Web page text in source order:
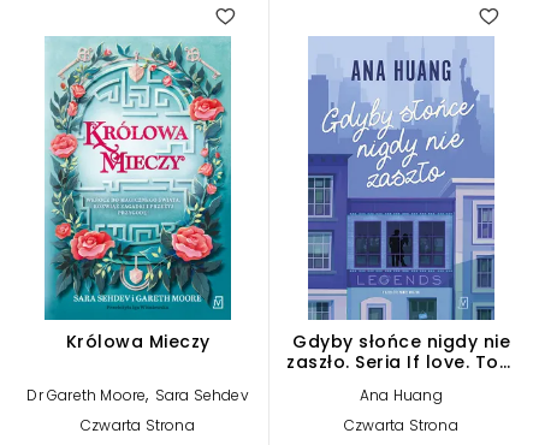
Królowa Mieczy
Dr Gareth Moore, Sara Sehdev
Czwarta Strona
4.00
Gdyby słońce nigdy nie
zaszło. Seria If love. Tom
Ana Huang
Czwarta Strona